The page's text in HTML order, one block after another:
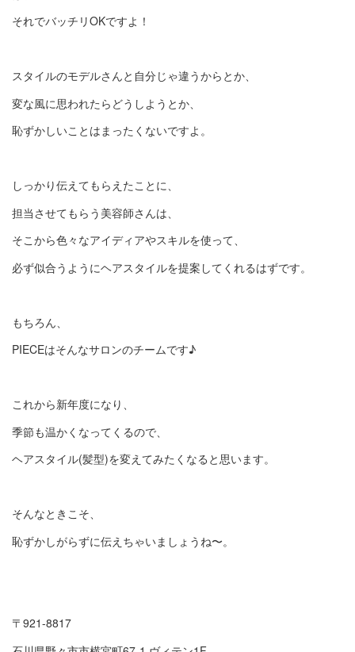
それでバッチリOKですよ！
スタイルのモデルさんと自分じゃ違うからとか、
変な風に思われたらどうしようとか、
恥ずかしいことはまったくないですよ。
しっかり伝えてもらえたことに、
担当させてもらう美容師さんは、
そこから色々なアイディアやスキルを使って、
必ず似合うようにヘアスタイルを提案してくれるはずです。
もちろん、
PIECEはそんなサロンのチームです♪
これから新年度になり、
季節も温かくなってくるので、
ヘアスタイル(髪型)を変えてみたくなると思います。
そんなときこそ、
恥ずかしがらずに伝えちゃいましょうね〜。
〒921-8817